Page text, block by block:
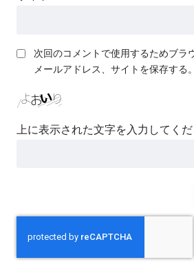
次回のコメントで使用するためブラ
メールアドレス、サイトを保存する。
上に表示された文字を入力してくだ